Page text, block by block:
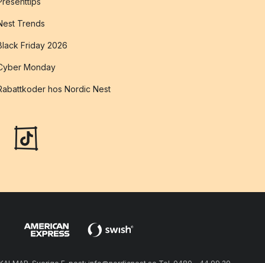
Trends
Friday 2026
Monday
hos Nordic Nest